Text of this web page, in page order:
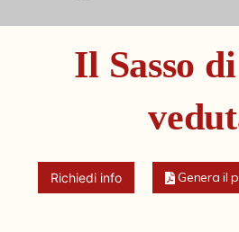
Il Sasso
Richiedi info Genera il